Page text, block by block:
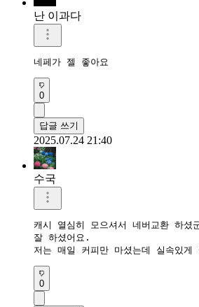
난 이과다
네페가 젤 좋아요
0
답글 쓰기
2025.07.24 21:40
수국
캐시 열심히 모으셔서 네버교환 하셨
잘 하셨어요.
저는 매일 커피만 마셨는데 실속있게
0